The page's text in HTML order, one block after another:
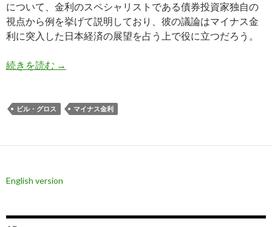
について、金利のスペシャリストである債券投資家独自の
視点から例を挙げて説明しており、彼の議論はマイナス金
利に突入した日本経済の展望を占う上で役に立つだろう。
続きを読む 債券王ビル・グロス氏がマイナス金利の悪影響
→
ビル・グロス マイナス金利
English version